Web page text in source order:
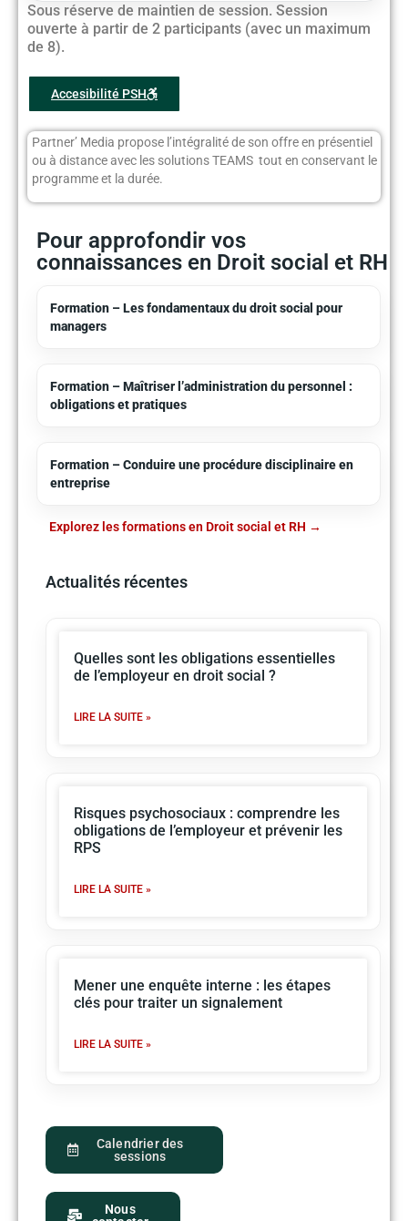
Pour approfondir vos
connaissances en Droit social et RH
Formation – Les fondamentaux du droit social pour
managers
Formation – Maîtriser l’administration du personnel :
obligations et pratiques
Formation – Conduire une procédure disciplinaire en
entreprise
Explorez les formations en Droit social et RH
Actualités récentes
Quelles sont les obligations essentielles
de l’employeur en droit social ?
LIRE LA SUITE »
Risques psychosociaux : comprendre les
obligations de l’employeur et prévenir les
RPS
LIRE LA SUITE »
Mener une enquête interne : les étapes
clés pour traiter un signalement
LIRE LA SUITE »
Calendrier des
sessions
Nous
Sous réserve de maintien de session. Session
ouverte à partir de 2 participants (avec un maximum
de 8).
Accesibilité PSH
Partner’ Media propose l’intégralité de son offre en présentiel
ou à distance avec les solutions TEAMS tout en conservant le
programme et la durée.